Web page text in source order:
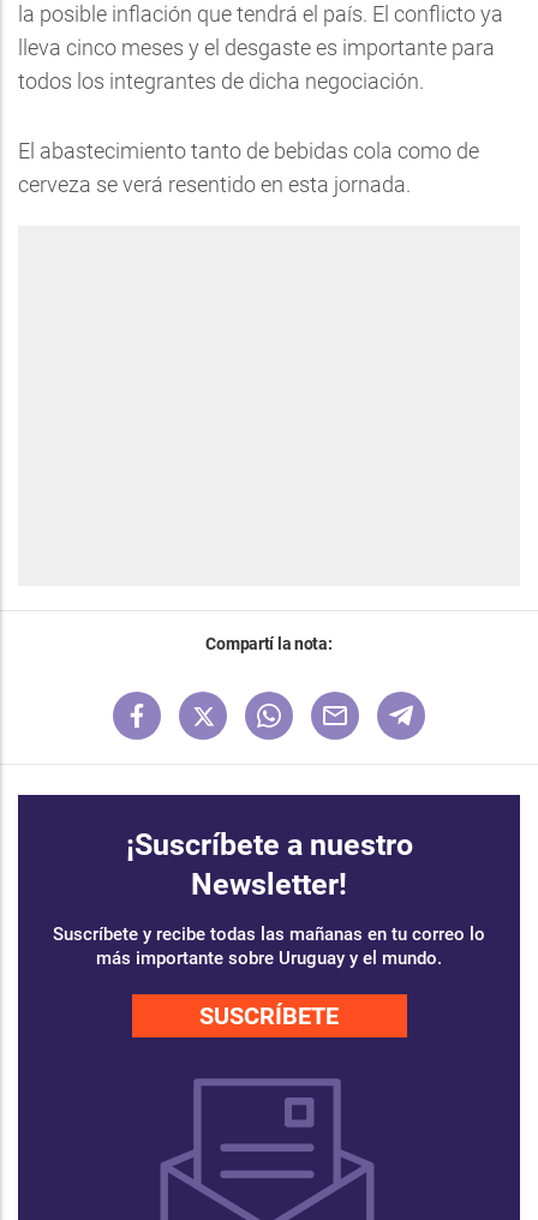
la posible inflación que tendrá el país. El conflicto ya
lleva cinco meses y el desgaste es importante para
todos los integrantes de dicha negociación.
El abastecimiento tanto de bebidas cola como de
cerveza se verá resentido en esta jornada.
Compartí la nota:
¡Suscríbete a nuestro
Newsletter!
Suscríbete y recibe todas las mañanas en tu correo lo
más importante sobre Uruguay y el mundo.
SUSCRÍBETE